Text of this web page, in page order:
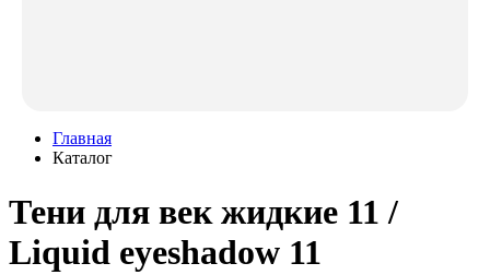
Главная
Каталог
Тени для век жидкие 11 /
Liquid eyeshadow 11